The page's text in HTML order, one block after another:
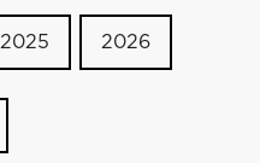
2025 2026